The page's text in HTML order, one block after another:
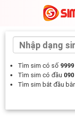
Tìm sim có số 9999
Tìm sim có đầu 090
Tìm sim bắt đầu